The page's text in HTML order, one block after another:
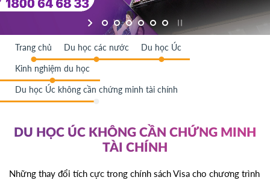
Trang chủ Du học các nước Du học Úc
Kinh nghiệm du học
Du học Úc không cần chứng minh tài chính
DU HỌC ÚC KHÔNG CẦN CHỨNG MINH
TÀI CHÍNH
Những thay đổi tích cực trong chính sách Visa cho chương trình